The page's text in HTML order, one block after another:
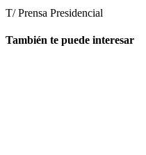
T/ Prensa Presidencial
También te puede interesar